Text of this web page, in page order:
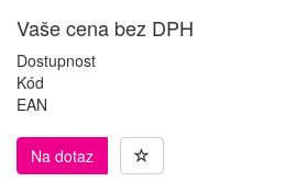
Vaše cena bez DPH
Dostupnost
Kód
EAN
Na dotaz